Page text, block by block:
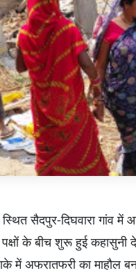
स्थित सैदपुर-दिघवारा
के बीच शुरू हुई
में अफरातफरी का माहौल